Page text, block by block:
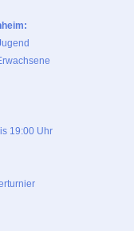
19:00 Uhr